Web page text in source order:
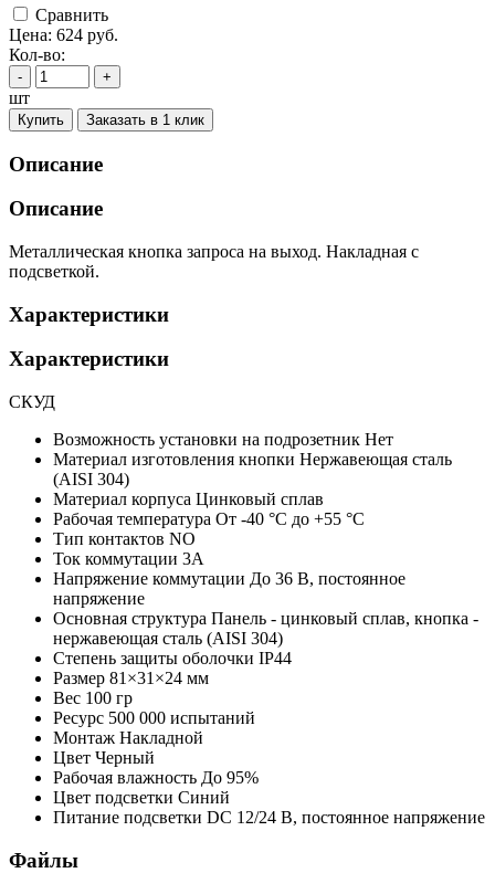
Cравнить
Цена: 624 руб.
Кол-во:
- +
шт
Купить Заказать в 1 клик
Описание
Описание
Металлическая кнопка запроса на выход. Накладная с
подсветкой.
Характеристики
Характеристики
СКУД
Возможность установки на подрозетник Нет
Материал изготовления кнопки Нержавеющая сталь
(AISI 304)
Материал корпуса Цинковый сплав
Рабочая температура От -40 °С до +55 °С
Тип контактов NO
Ток коммутации 3А
Напряжение коммутации До 36 В, постоянное
напряжение
Основная структура Панель - цинковый сплав, кнопка -
нержавеющая сталь (AISI 304)
Степень защиты оболочки IP44
Размер 81×31×24 мм
Вес 100 гр
Ресурс 500 000 испытаний
Монтаж Накладной
Цвет Черный
Рабочая влажность До 95%
Цвет подсветки Синий
Питание подсветки DC 12/24 В, постоянное напряжение
Файлы